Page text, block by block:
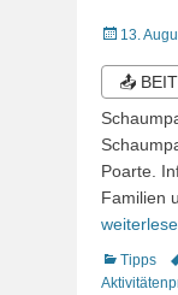
13.
📤
Poarte.
Familien
Kategorien
Tipps